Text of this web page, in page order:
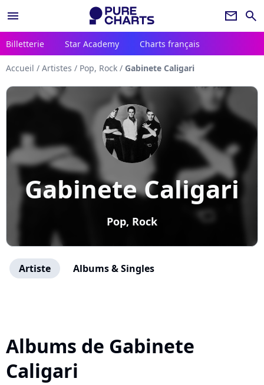
menu newsletter search
Billetterie Star Academy Charts français
Accueil / Artistes / Pop, Rock / Gabinete Caligari
Gabinete Caligari
Pop, Rock
Artiste Albums & Singles
Albums de Gabinete
Caligari